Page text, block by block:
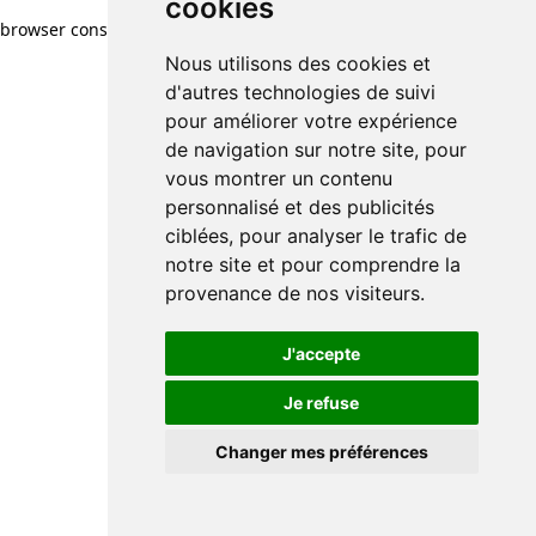
cookies
Nous utilisons des cookies et
d'autres technologies de suivi
pour améliorer votre expérience
de navigation sur notre site, pour
vous montrer un contenu
personnalisé et des publicités
ciblées, pour analyser le trafic de
notre site et pour comprendre la
provenance de nos visiteurs.
J'accepte
Je refuse
Changer mes préférences
browser console for more information)